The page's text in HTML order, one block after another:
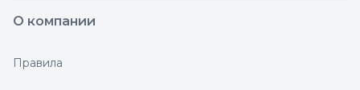
О компании
Правила